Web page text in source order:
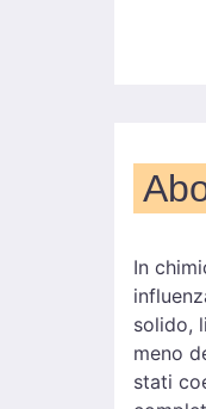
In
solido,
meno
stati